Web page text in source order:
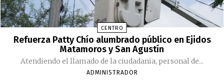
CENTRO
Refuerza Patty Chío alumbrado público en Ejidos
Matamoros y San Agustín
Atendiendo el llamado de la ciudadania, personal de...
ADMINISTRADOR